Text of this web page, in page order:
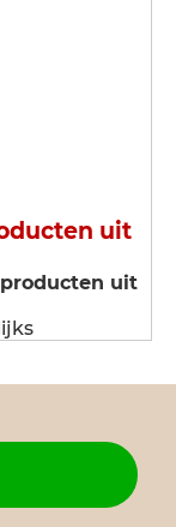
uit
uit